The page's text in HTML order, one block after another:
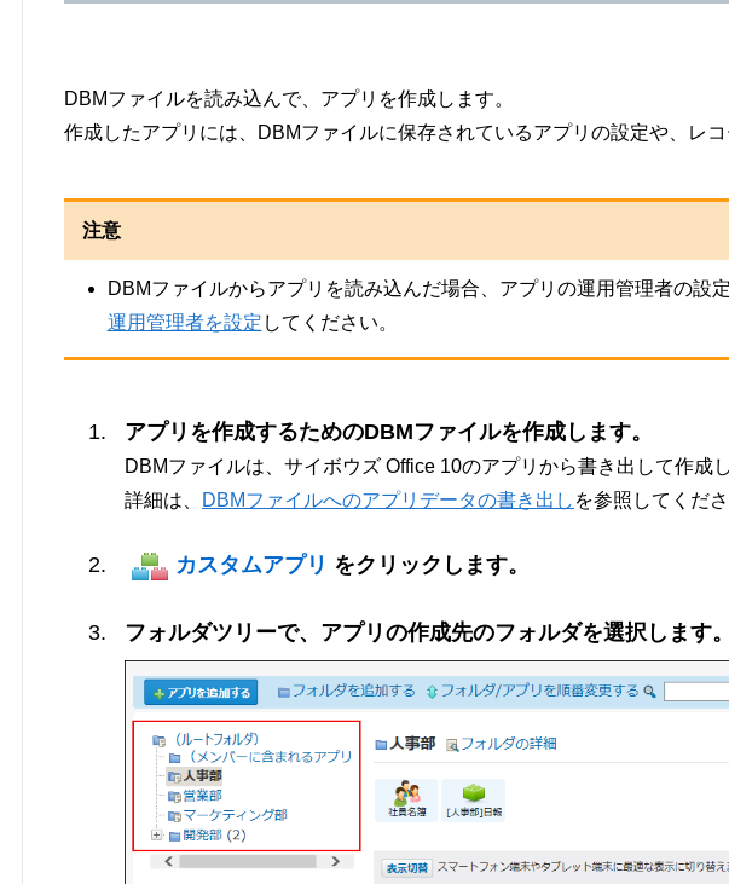
DBMファイルを読み込んで、アプリを作成します。
作成したアプリには、DBMファイルに保存されているアプリの設定や、レコ
注意
DBMファイルからアプリを読み込んだ場合、アプリの運用管理者の設
運用管理者を設定 してください。
アプリを作成するためのDBMファイルを作成します。
DBMファイルは、サイボウズ Office 10のアプリから書き出して作成し
詳細は、 DBMファイルへのアプリデータの書き出し を参照してくださ
カスタムアプリ をクリックします。
フォルダツリーで、アプリの作成先のフォルダを選択します。